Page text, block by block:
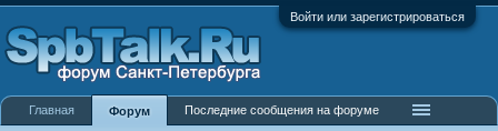
Войти или зарегистрироваться
Главная Форум Последние сообщения на форуме